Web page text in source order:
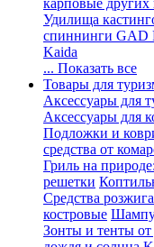
карповые других
Удилища
спиннинги GAD
Kaida
... Показать все
Товары для
Аксессуары для
Аксессуары для
Подложки и
средства от
Гриль на
решетки
Средства
костровые
Зонты и тенты